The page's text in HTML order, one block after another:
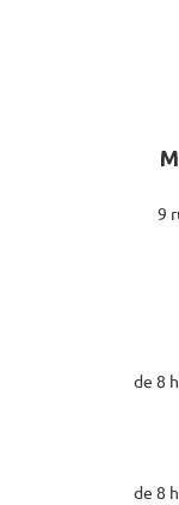
9
de 8
de 8